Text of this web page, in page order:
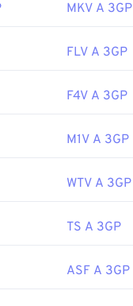
MKV A 3GP
FLV A 3GP
F4V A 3GP
M1V A 3GP
WTV A 3GP
TS A 3GP
ASF A 3GP